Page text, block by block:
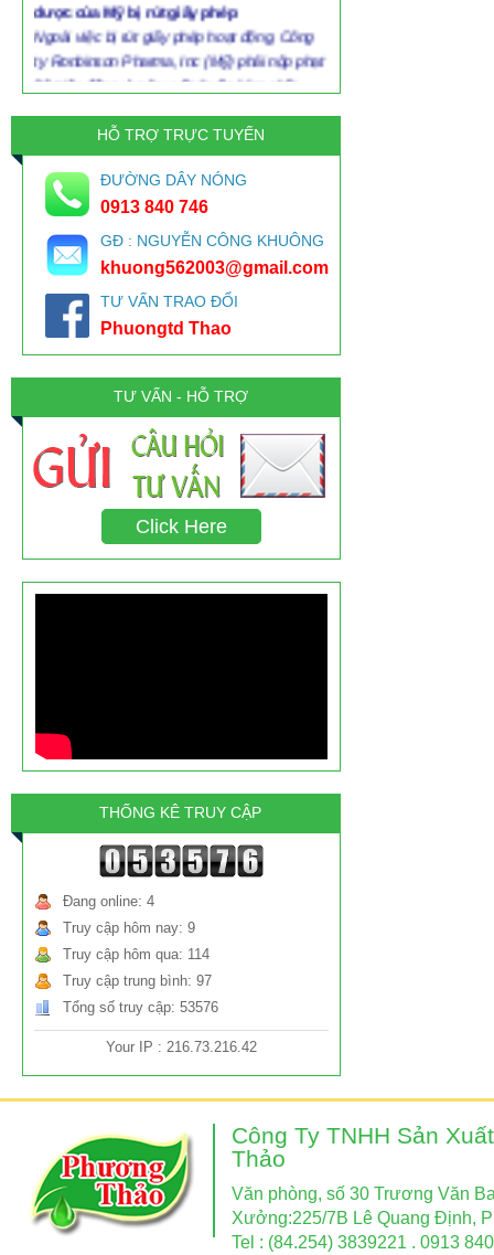
Ngoài việc bị rút giấy phép hoạt động, Công
ty Ronbinson Pharma, Inc (Mỹ) phải nộp phạt
80 triệu đồng vì sản xuất thuốc kém chất
lượng, trong đó có nhiều lô glucosamine
HOANG MANG VỚI VỎ THUỐC-GELATINE
Gelatin có trong mô liên kết, xương, da của
động vật và là sản phẩm được sản xuất từ da
heo, da bò. Từ da heo, bò, collagen được
thủy phân hóa một phần để biến thành
gelatin. Như vậy để bào chế thuốc là viên
nang phải có vỏ nang được chế tạo từ nguyên
liệu là gelatin. Và gelatin dùng trong ngành
dược sản xuất thuốc phải là gelatin dược
dụng.
Kem đánh răng nào ở VN có chất gây ung
thư triclosan?
Khảo sát của Kiến Thức về các sản phẩm
kem đánh răng hiện nay: đều ghi rõ thành
phần, không ghi hàm lượng. Câu hỏi đặt ra:
chất triclosan gây ung thư chiếm tỉ lệ bao
HỖ TRỢ TRỰC TUYẾN
ĐƯỜNG DÂY NÓNG
0913 840 746
GĐ : NGUYỄN CÔNG KHUÔNG
khuong562003@gmail.com
TƯ VẤN TRAO ĐỔI
Phuongtd Thao
TƯ VẤN - HỖ TRỢ
Click Here
THỐNG KÊ TRUY CẬP
Đang online: 4
Truy cập hôm nay: 9
Truy cập hôm qua: 114
Truy cập trung bình: 97
Tổng số truy cập: 53576
Your IP : 216.73.216.42
Công Ty TNHH Sản
Thảo
Văn phòng, số 30 Trương Văn
Xưởng:225/7B Lê Quang Định,
Tel : (84.254) 3839221 . 0913